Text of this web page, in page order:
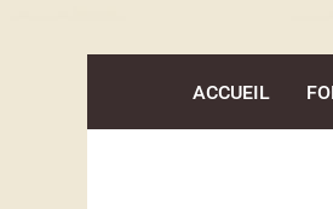
ACCUEIL